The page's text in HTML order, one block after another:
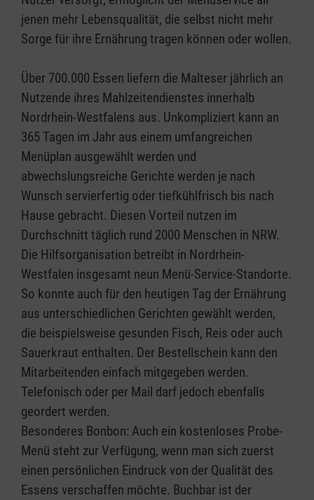
jenen mehr Lebensqualität, die selbst nicht mehr
Sorge für ihre Ernährung tragen können oder wollen.
Über 700.000 Essen liefern die Malteser jährlich an
Nutzende ihres Mahlzeitendienstes innerhalb
Nordrhein-Westfalens aus. Unkompliziert kann an
365 Tagen im Jahr aus einem umfangreichen
Menüplan ausgewählt werden und
abwechslungsreiche Gerichte werden je nach
Wunsch servierfertig oder tiefkühlfrisch bis nach
Hause gebracht. Diesen Vorteil nutzen im
Durchschnitt täglich rund 2000 Menschen in NRW.
Die Hilfsorganisation betreibt in Nordrhein-
Westfalen insgesamt neun Menü-Service-Standorte.
So konnte auch für den heutigen Tag der Ernährung
aus unterschiedlichen Gerichten gewählt werden,
die beispielsweise gesunden Fisch, Reis oder auch
Sauerkraut enthalten. Der Bestellschein kann den
Mitarbeitenden einfach mitgegeben werden.
Telefonisch oder per Mail darf jedoch ebenfalls
geordert werden.
Besonderes Bonbon: Auch ein kostenloses Probe-
Menü steht zur Verfügung, wenn man sich zuerst
einen persönlichen Eindruck von der Qualität des
Essens verschaffen möchte. Buchbar ist der